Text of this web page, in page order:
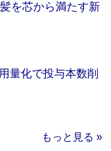
を芯から満たす新
量化で投与本数削
もっと見る »